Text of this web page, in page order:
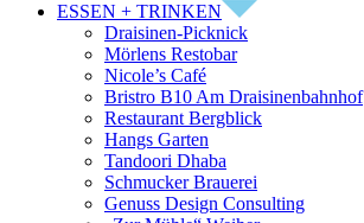
ESSEN + TRINKEN
Draisinen-Picknick
Mörlens Restobar
Nicole’s Café
Bristro B10 Am Draisinenbahnhof
Restaurant Bergblick
Hangs Garten
Tandoori Dhaba
Schmucker Brauerei
Genuss Design Consulting